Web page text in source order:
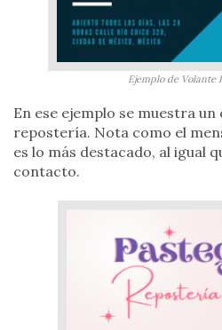
Ejemplo de Volante
En ese ejemplo se muestra
repostería. Nota como el
es lo más destacado, al igual
contacto.